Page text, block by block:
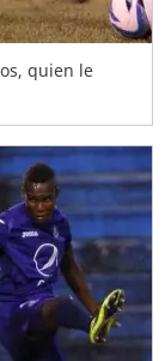
quien le